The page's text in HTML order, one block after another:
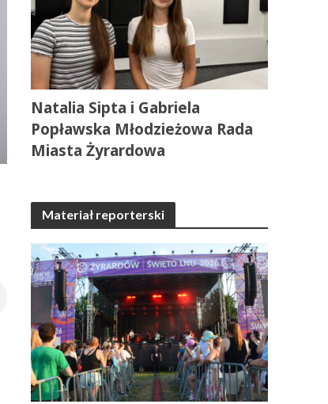
Natalia Sipta i Gabriela
Popławska Młodzieżowa Rada
Miasta Żyrardowa
Materiał reporterski